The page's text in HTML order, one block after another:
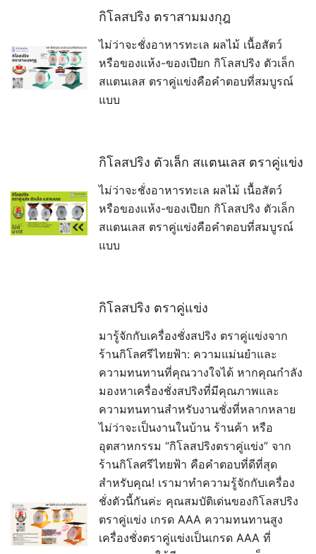
กิโลสปริง ตราสามมงกุฎ
ไม่ว่าจะชั่งอาหารทะเล ผลไม้ เนื้อสัตว์
หรือของแห้ง-ของเปียก กิโลสปริง ตัวเล็ก
สแตนเลส ตราคู่แข่งคือคำตอบที่สมบูรณ์
แบบ
กิโลสปริง ตัวเล็ก สแตนเลส ตราคู่แข่ง
ไม่ว่าจะชั่งอาหารทะเล ผลไม้ เนื้อสัตว์
หรือของแห้ง-ของเปียก กิโลสปริง ตัวเล็ก
สแตนเลส ตราคู่แข่งคือคำตอบที่สมบูรณ์
แบบ
กิโลสปริง ตราคู่แข่ง
มารู้จักกับเครื่องชั่งสปริง ตราคู่แข่งจาก
ร้านกิโลศรีไทยฟ้า: ความแม่นยำและ
ความทนทานที่คุณวางใจได้ หากคุณกำลัง
มองหาเครื่องชั่งสปริงที่มีคุณภาพและ
ความทนทานสำหรับงานชั่งที่หลากหลาย
ไม่ว่าจะเป็นงานในบ้าน ร้านค้า หรือ
อุตสาหกรรม “กิโลสปริงตราคู่แข่ง” จาก
ร้านกิโลศรีไทยฟ้า คือคำตอบที่ดีที่สุด
สำหรับคุณ! เรามาทำความรู้จักกับเครื่อง
ชั่งตัวนี้กันค่ะ คุณสมบัติเด่นของกิโลสปริง
ตราคู่แข่ง เกรด AAA ความทนทานสูง
เครื่องชั่งตราคู่แข่งเป็นเกรด AAA ที่